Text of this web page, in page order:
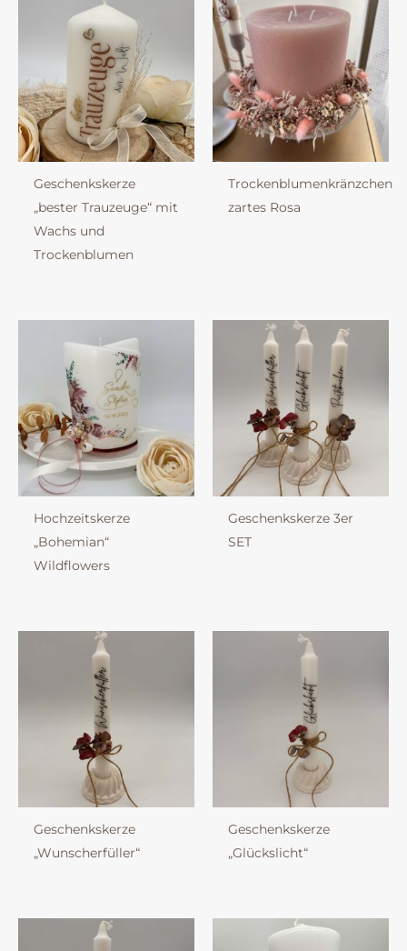
Geschenkskerze
„bester Trauzeuge“ mit
Wachs und
Trockenblumen
Trockenblumenkränzchen
zartes Rosa
Hochzeitskerze
„Bohemian“
Wildflowers
Geschenkskerze 3er
SET
Geschenkskerze
„Wunscherfüller“
Geschenkskerze
„Glückslicht“